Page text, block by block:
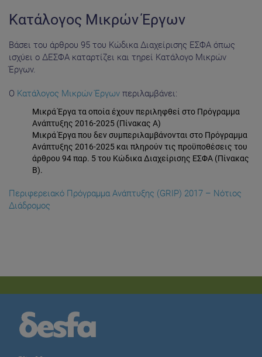
Κατάλογος Μικρών Έργων
Βάσει του άρθρου 95 του Κώδικα Διαχείρισης ΕΣΦΑ όπως
ισχύει ο ΔΕΣΦΑ καταρτίζει και τηρεί Κατάλογο Μικρών
Έργων.
Ο Κατάλογος Μικρών Έργων περιλαμβάνει:
Μικρά Έργα τα οποία έχουν περιληφθεί στο Πρόγραμμα
Ανάπτυξης 2016-2025 (Πίνακας Α)
Μικρά Έργα που δεν συμπεριλαμβάνονται στο Πρόγραμμα
Ανάπτυξης 2016-2025 και πληρούν τις προϋποθέσεις του
άρθρου 94 παρ. 5 του Κώδικα Διαχείρισης ΕΣΦΑ (Πίνακας
Β).
Περιφερειακό Πρόγραμμα Ανάπτυξης (GRIP) 2017 – Νότιος
Διάδρομος